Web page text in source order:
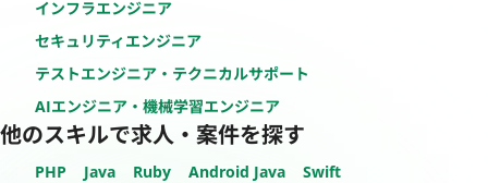
インフラエンジニア
セキュリティエンジニア
テストエンジニア・テクニカルサポート
AIエンジニア・機械学習エンジニア
他のスキルで求人・案件を探す
PHP Java Ruby Android Java
Swift